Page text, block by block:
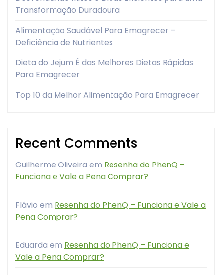
Transformação Duradoura
Alimentação Saudável Para Emagrecer –
Deficiência de Nutrientes
Dieta do Jejum É das Melhores Dietas Rápidas
Para Emagrecer
Top 10 da Melhor Alimentação Para Emagrecer
Recent Comments
Guilherme Oliveira em Resenha do PhenQ –
Funciona e Vale a Pena Comprar?
Flávio em Resenha do PhenQ – Funciona e Vale a
Pena Comprar?
Eduarda em Resenha do PhenQ – Funciona e
Vale a Pena Comprar?